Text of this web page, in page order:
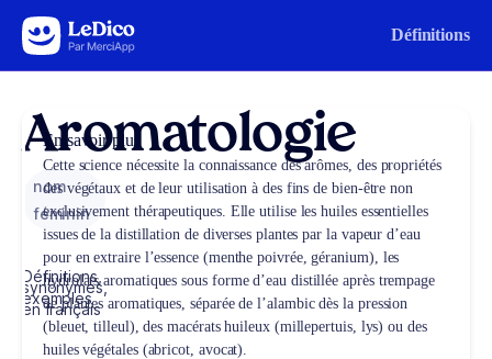
Aller au contenu Définitions
Aromatologie
nom
féminin
Définitions,
synonymes,
exemples
en français
En savoir plus
Cette science nécessite la connaissance des arômes, des propriétés
des végétaux et de leur utilisation à des fins de bien-être non
exclusivement thérapeutiques. Elle utilise les huiles essentielles
issues de la distillation de diverses plantes par la vapeur d’eau
pour en extraire l’essence (menthe poivrée, géranium), les
hydrolats aromatiques sous forme d’eau distillée après trempage
de plantes aromatiques, séparée de l’alambic dès la pression
(bleuet, tilleul), des macérats huileux (millepertuis, lys) ou des
huiles végétales (abricot, avocat).